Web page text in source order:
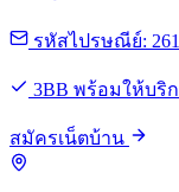
รหัสไปรษณีย์:
3BB พร้อมให้บริ
สมัครเน็ตบ้าน